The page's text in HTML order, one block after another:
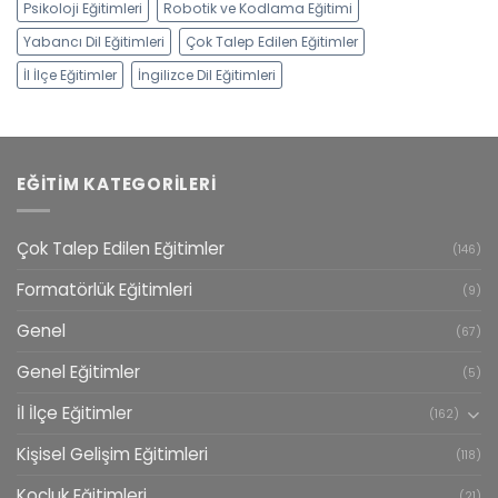
Psikoloji Eğitimleri
Robotik ve Kodlama Eğitimi
Yabancı Dil Eğitimleri
Çok Talep Edilen Eğitimler
İl İlçe Eğitimler
İngilizce Dil Eğitimleri
EĞITIM KATEGORILERI
Çok Talep Edilen Eğitimler (146)
Formatörlük Eğitimleri (9)
Genel (67)
Genel Eğitimler (5)
İl İlçe Eğitimler (162)
Kişisel Gelişim Eğitimleri (118)